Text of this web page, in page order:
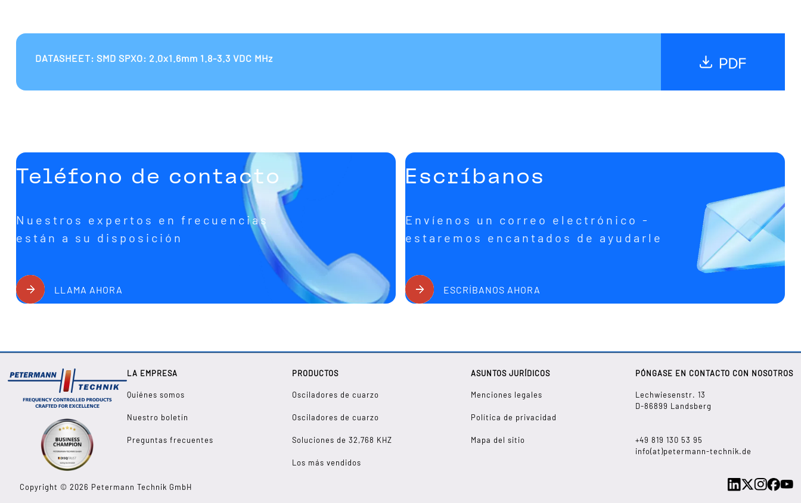
DATASHEET: SMD SPXO: 2.0x1.6mm 1.8-3.3 VDC MHz
Teléfono de contacto
Nuestros expertos en frecuencias
están a su disposición
LLAMA AHORA
Escríbanos
Envíenos un correo electrónico -
estaremos encantados de ayudarle
ESCRÍBANOS AHORA
LA EMPRESA
Quiénes somos
Nuestro boletín
Preguntas frecuentes
PRODUCTOS
Osciladores de cuarzo
Osciladores de cuarzo
Soluciones de 32,768 KHZ
Los más vendidos
ASUNTOS JURÍDICOS
Menciones legales
Política de privacidad
Mapa del sitio
PÓNGASE EN CONTACTO CON NOSOTROS
Lechwiesenstr. 13
D-86899 Landsberg
+49 819 130 53 95
info(at)petermann-technik.de
Copyright © 2026 Petermann Technik GmbH